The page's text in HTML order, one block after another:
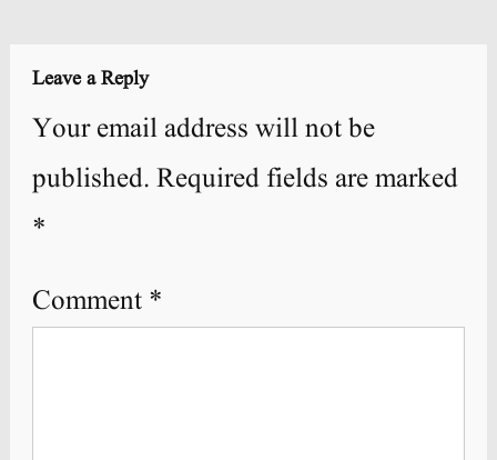
Leave a Reply
Your email address will not be
published. Required fields are marked
*
Comment *